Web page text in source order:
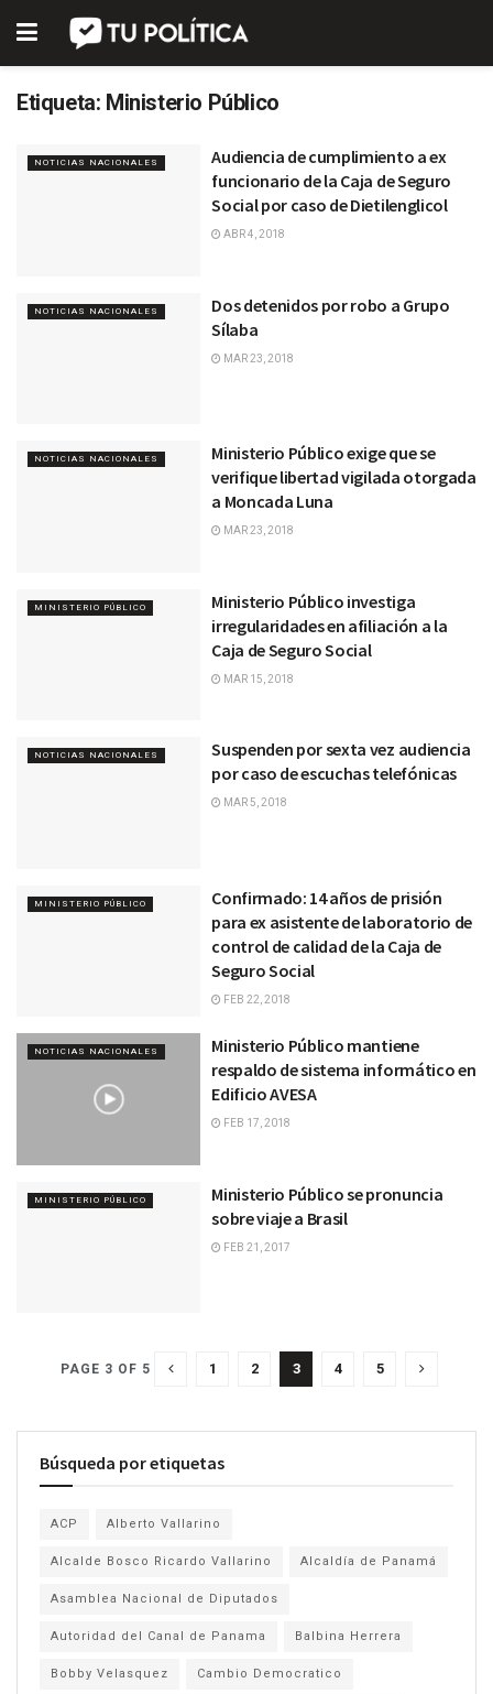
Etiqueta: Ministerio Público
NOTICIAS NACIONALES
Audiencia de cumplimiento a ex
funcionario de la Caja de Seguro
Social por caso de Dietilenglicol
ABR 4, 2018
NOTICIAS NACIONALES
Dos detenidos por robo a Grupo
Sílaba
MAR 23, 2018
NOTICIAS NACIONALES
Ministerio Público exige que se
verifique libertad vigilada otorgada
a Moncada Luna
MAR 23, 2018
MINISTERIO PÚBLICO
Ministerio Público investiga
irregularidades en afiliación a la
Caja de Seguro Social
MAR 15, 2018
NOTICIAS NACIONALES
Suspenden por sexta vez audiencia
por caso de escuchas telefónicas
MAR 5, 2018
MINISTERIO PÚBLICO
Confirmado: 14 años de prisión
para ex asistente de laboratorio de
control de calidad de la Caja de
Seguro Social
FEB 22, 2018
NOTICIAS NACIONALES
Ministerio Público mantiene
respaldo de sistema informático en
Edificio AVESA
FEB 17, 2018
MINISTERIO PÚBLICO
Ministerio Público se pronuncia
sobre viaje a Brasil
FEB 21, 2017
PAGE 3 OF 5 1 2 3 4 5
Búsqueda por etiquetas
ACP Alberto Vallarino
Alcalde Bosco Ricardo Vallarino Alcaldía de Panamá
Asamblea Nacional de Diputados
Autoridad del Canal de Panama Balbina Herrera
Bobby Velasquez Cambio Democratico